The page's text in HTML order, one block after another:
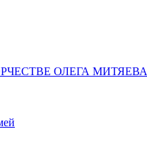
ОЛЕГА МИТЯЕВА